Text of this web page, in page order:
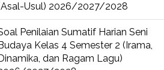
Usul) 2026/2027/2028
Penilaian Sumatif Harian Seni
Kelas 4 Semester 2 (Irama,
dan Ragam Lagu)